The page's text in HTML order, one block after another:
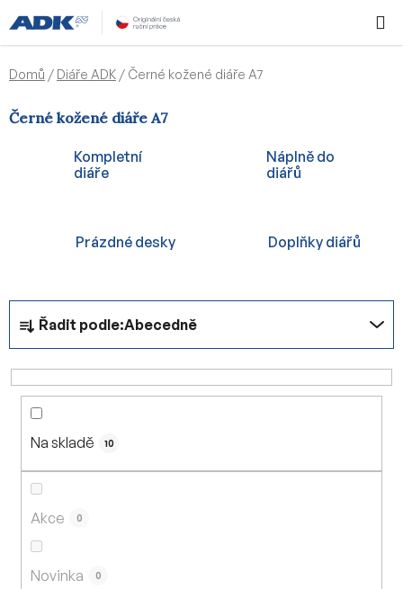
na
obsah
KOŠÍK
Domů / Diáře ADK / Černé kožené diáře A7
Černé kožené diáře A7
Kompletní
diáře
Náplně do
diářů
Prázdné desky Doplňky diářů
Ř
z
e
n
Řadit podle:Abecedně
Na skladě 10
Akce 0
Novinka 0